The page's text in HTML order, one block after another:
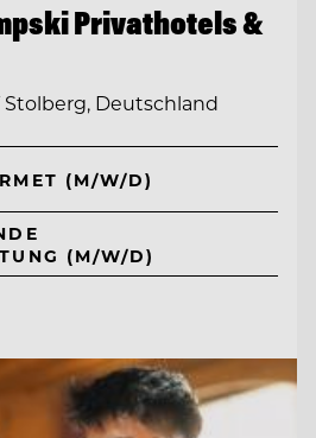
Privathotels &
Stolberg, Deutschland
(M/W/D)
(M/W/D)